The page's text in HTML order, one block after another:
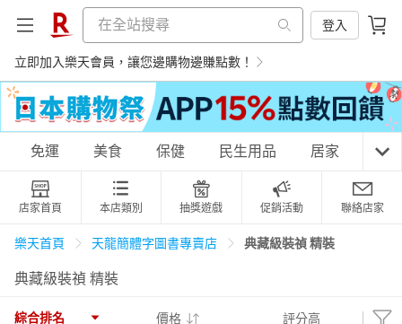
登入
立即加入樂天會員，讓您邊購物邊賺點數！
購物網分類
天天免運 美食蛋糕 養生保健 民生用品
居家生活 3C家電 親子玩具
免運 美食 保健 民生用品 居家 3C
店家首頁 本店類別 抽獎遊戲 促銷活動 聯絡店家
樂天首頁 天龍簡體字圖書專賣店 典藏級裝禎 精裝
典藏級裝禎 精裝
綜合排名 價格 評分高